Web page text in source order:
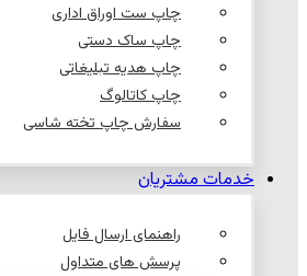
چاپ ست اوراق اداری
چاپ ساک دستی
چاپ هدیه تبلیغاتی
چاپ کاتالوگ
سفارش چاپ تخته شاسی
خدمات مشتریان
راهنمای ارسال فایل
پرسش های متداول